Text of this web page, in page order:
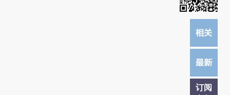
订阅